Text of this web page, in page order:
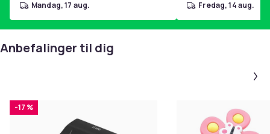
merke: PURLOV
farge: beige
emballasje
mandag, 17 aug. fredag, 14 aug.
Anbefalinger til dig
-17 %